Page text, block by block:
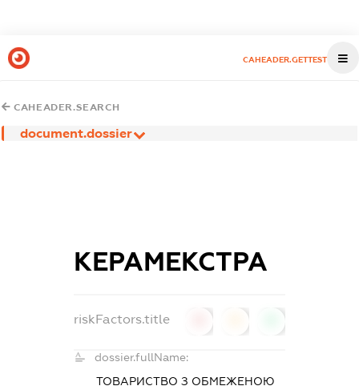
CAHEADER.GETTEST
CAHEADER.SEARCH
document.dossier
КЕРАМЕКСТРА
riskFactors.title
dossier.fullName:
ТОВАРИСТВО З ОБМЕЖЕНОЮ